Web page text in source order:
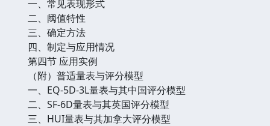
一、常见表现形式
二、阈值特性
三、确定方法
四、制定与应用情况
第四节 应用实例
（附）普适量表与评分模型
一、EQ-5D-3L量表与其中国评分模型
二、SF-6D量表与其英国评分模型
三、HUI量表与其加拿大评分模型